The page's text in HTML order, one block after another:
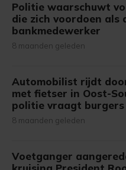
Politie waarschuwt
die zich voordoen als
bankmedewerker
8 maanden geleden
Automobilist rijdt
met fietser in Oost-
politie vraagt burgers
informatie
8 maanden geleden
Voetganger